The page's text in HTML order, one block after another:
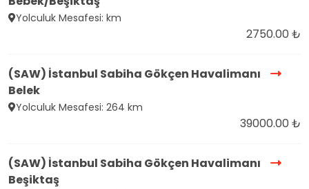
Yolculuk Mesafesi: km
2750.00 ₺
(SAW) İstanbul Sabiha Gökçen Havalimanı
Belek
Yolculuk Mesafesi: 264 km
39000.00 ₺
(SAW) İstanbul Sabiha Gökçen Havalimanı
Beşiktaş